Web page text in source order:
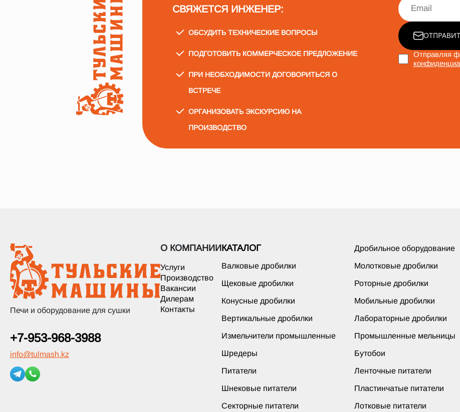
СВЯЖЕТСЯ ИНЖЕНЕР:
ОБСУДИТЬ ТЕХНИЧЕСКИЕ ВОПРОСЫ
ПОДГОТОВИТЬ КОММЕРЧЕСКОЕ ПРЕДЛОЖЕНИЕ
ПРИ НЕОБХОДИМОСТИ ДОГОВОРИТЬСЯ О
ВСТРЕЧЕ
ОРГАНИЗОВАТЬ ЭКСКУРСИЮ НА
ПРОИЗВОДСТВО
Отправляя
Печи и оборудование для сушки
+7-953-968-3988
info@tulmash.kz
О КОМПАНИИ
Услуги
Производство
Вакансии
Дилерам
Контакты
КАТАЛОГ Дробильное оборудование
Валковые дробилки Молотковые дробилки
Щековые дробилки Роторные дробилки
Конусные дробилки Мобильные дробилки
Вертикальные дробилки Лабораторные дробилки
Измельчители промышленные Промышленные мельницы
Шредеры Бутобои
Питатели Ленточные питатели
Шнековые питатели Пластинчатые питатели
Секторные питатели Лотковые питатели